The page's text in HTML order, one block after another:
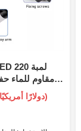
حديقة في
المتحدة
14.99 دولارًا أمريكيًا / قطعة (سعر فوب)